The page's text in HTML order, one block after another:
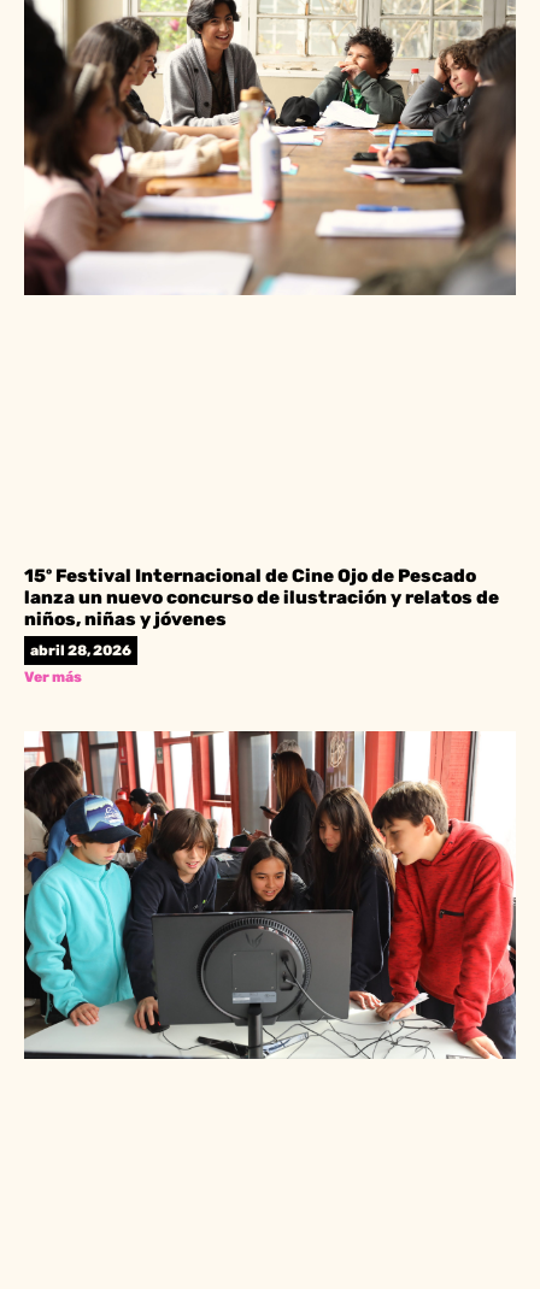
15º Festival Internacional de Cine Ojo de Pescado
lanza un nuevo concurso de ilustración y relatos de
niños, niñas y jóvenes
abril 28, 2026
Ver más